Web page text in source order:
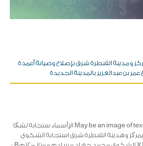
ومدينة القنطرة شرق بإصلاح وصيانة أعمدة
بن عبدالعزيز بالمدينة الجديدة